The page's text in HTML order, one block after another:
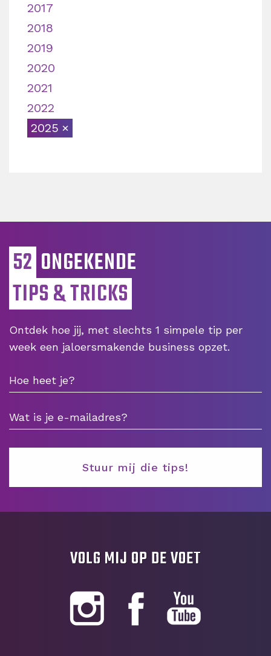
2017
2018
2019
2020
2021
2022
2025
52 ONGEKENDE
TIPS & TRICKS
Ontdek hoe jij, met slechts 1 simpele tip per
week een jaloersmakende business opzet.
VOLG MIJ OP DE VOET